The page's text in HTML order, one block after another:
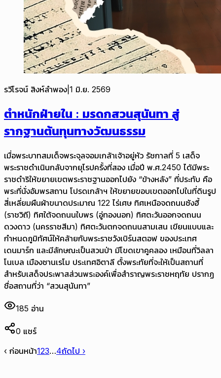
รวีโรจน์ สิงห์ลำพอง 1 มิ.ย. 2569
ตำหนักฝ่ายใน : มรดกสวนสุนันทา สู่
รากฐานต้นทุนทางวัฒนธรรม
เมื่อพระบาทสมเด็จพระจุลจอมเกล้าเจ้าอยู่หัว รัชกาลที่ 5 เสด็จ
พระราชดำเนินกลับจากยุโรปครั้งที่สอง เมื่อปี พ.ศ.2450 ได้มีพระ
ราชดำริให้ขยายเขตพระราชฐานออกไปยัง “ข้างหลัง” ที่ประทับ คือ
พระที่นั่งอัมพรสถาน โปรดเกล้าฯ ให้ขยายขอบเขตออกไปในที่ดินรูป
สี่เหลี่ยมผืนผ้าขนาดประมาณ 122 ไร่เศษ ทิศเหนือจดถนนซังฮี้
(ราชวิถี) ทิศใต้จดถนนใบพร (อู่ทองนอก) ทิศตะวันออกจดถนน
ดวงดาว (นครราชสีมา) ทิศตะวันตกจดถนนสามเสน เขียนแบบและ
กำหนดภูมิทัศน์ให้คล้ายกับพระราชวังเบิร์นสตอฟ ของประเทศ
เดนมาร์ก และมีลักษณะเป็นสวนป่า มีโขดเขาคูคลอง เหมือนที่วิลลา
โนเบล เมืองซานเรโม ประเทศอิตาลี ตั้งพระทัยที่จะให้เป็นสถานที่
สำหรับเสด็จประพาสส่วนพระองค์เพื่อสำราญพระราชหฤทัย ปรากฏ
ชื่อสถานที่ว่า “สวนสุนันทา”
185 อ่าน
0 แชร์
‹ ก่อนหน้า123…4ถัดไป ›